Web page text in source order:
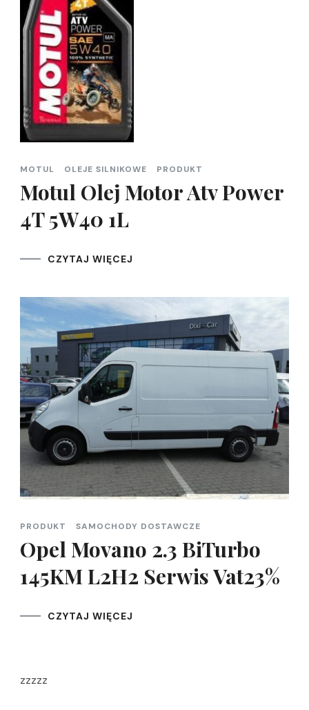
MOTUL OLEJE SILNIKOWE PRODUKT
Motul Olej Motor Atv Power
4T 5W40 1L
CZYTAJ WIĘCEJ
PRODUKT SAMOCHODY DOSTAWCZE
Opel Movano 2.3 BiTurbo
145KM L2H2 Serwis Vat23%
CZYTAJ WIĘCEJ
zzzzz